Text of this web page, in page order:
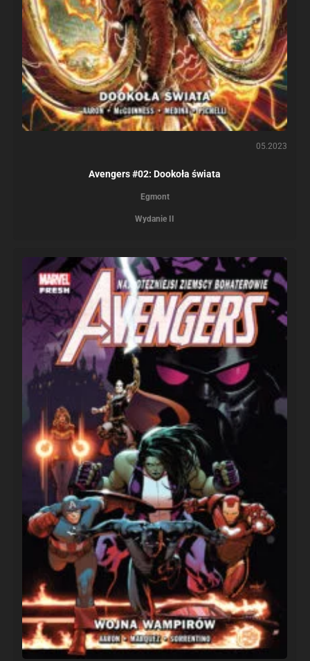
05.2023
Avengers #02: Dookoła świata
Egmont
Wydanie II